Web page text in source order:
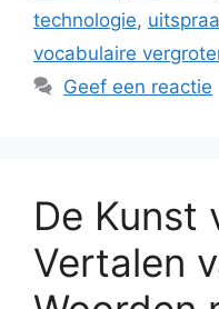
technologie,
vocabulaire
Geef een reactie
De Kunst
Vertalen